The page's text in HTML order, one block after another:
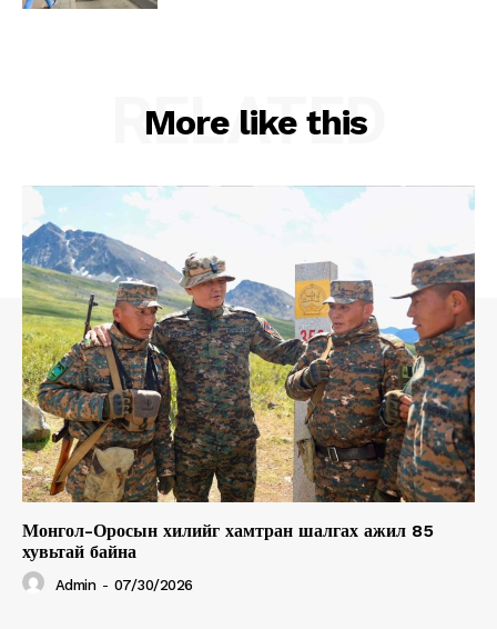
More like this
RELATED
Монгол-Оросын хилийг хамтран шалгах ажил 85
хувьтай байна
Admin - 07/30/2026